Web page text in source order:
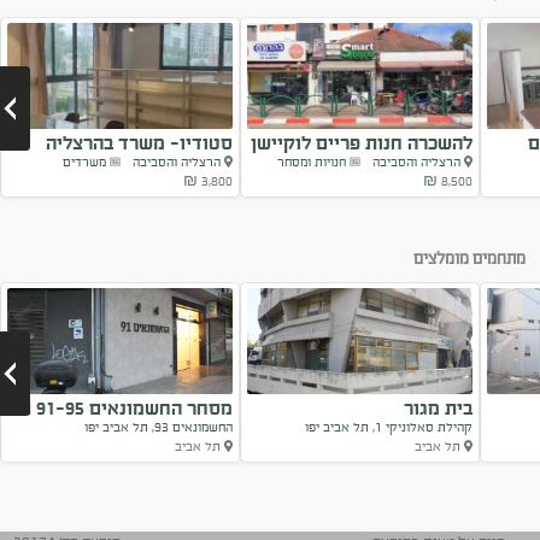
להשכרה חנות פריים לוקיישן
הרצליה והסביבה
חנויות ומסחר
8,500 ₪
סטודיו- משרד בהרצליה
פיתוח
הרצליה והסביבה
משרדים
3,800 ₪
מתחמים מומלצים
בית מגור
קהילת סאלוניקי 1, תל אביב יפו
תל אביב
מסחר החשמונאים 91-95 תל
אביב-יפו
החשמונאים 93, תל אביב יפו
תל אביב